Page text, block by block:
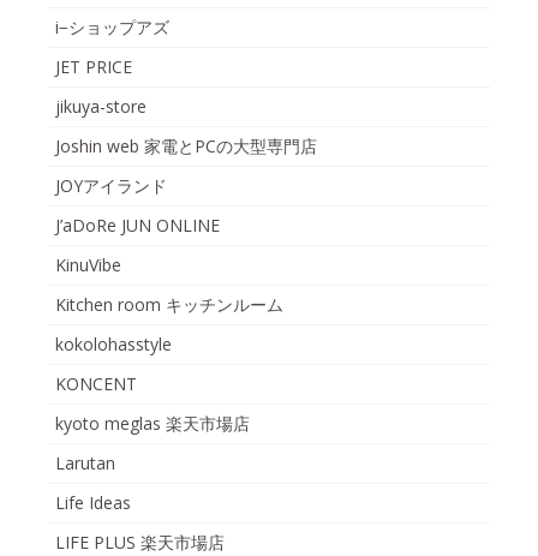
i−ショップアズ
JET PRICE
jikuya-store
Joshin web 家電とPCの大型専門店
JOYアイランド
J’aDoRe JUN ONLINE
KinuVibe
Kitchen room キッチンルーム
kokolohasstyle
KONCENT
kyoto meglas 楽天市場店
Larutan
Life Ideas
LIFE PLUS 楽天市場店